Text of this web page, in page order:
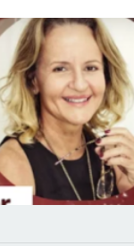
de cor, se